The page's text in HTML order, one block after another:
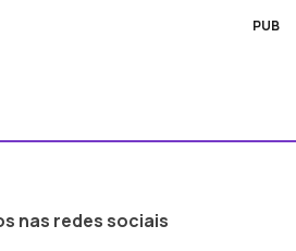
PUB
nas redes sociais